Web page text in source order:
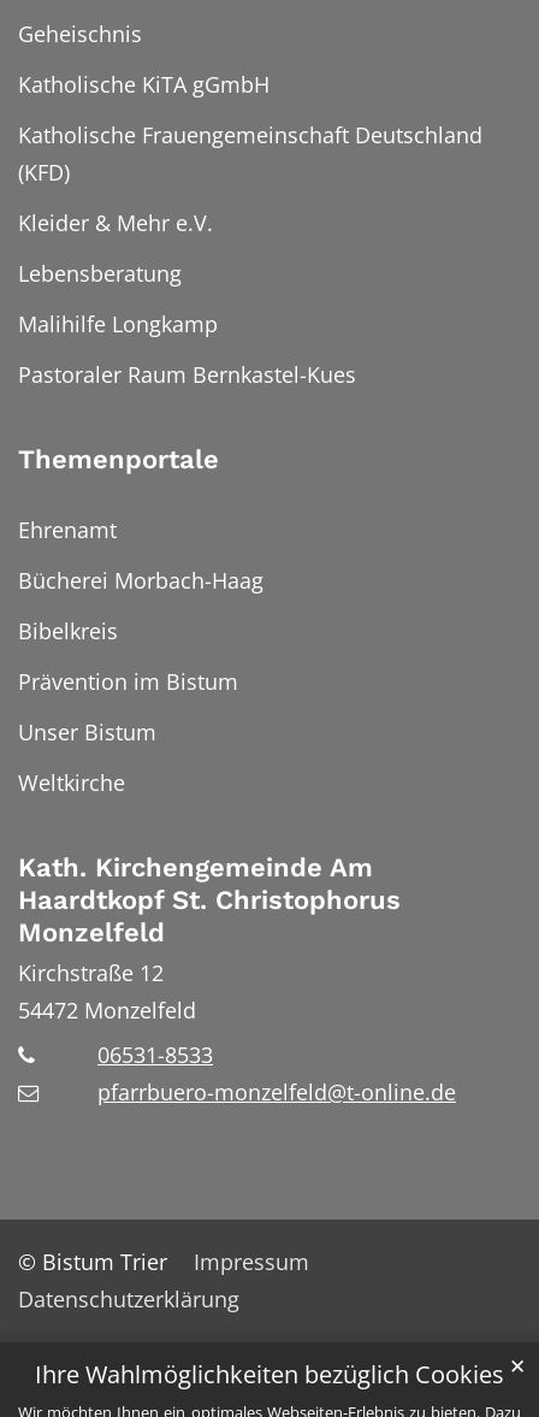
Ihre Wahlmöglichkeiten bezüglich Cookies
Wir möchten Ihnen ein optimales Webseiten-Erlebnis zu bieten. Dazu
✕
Geheischnis
Katholische KiTA gGmbH
Katholische Frauengemeinschaft Deutschland
(KFD)
Kleider & Mehr e.V.
Lebensberatung
Malihilfe Longkamp
Pastoraler Raum Bernkastel-Kues
Themenportale
Ehrenamt
Bücherei Morbach-Haag
Bibelkreis
Prävention im Bistum
Unser Bistum
Weltkirche
Kath. Kirchengemeinde Am
Haardtkopf St. Christophorus
Monzelfeld
Kirchstraße 12
54472 Monzelfeld
06531-8533
pfarrbuero-monzelfeld@t-online.de
© Bistum Trier
Impressum
Datenschutzerklärung